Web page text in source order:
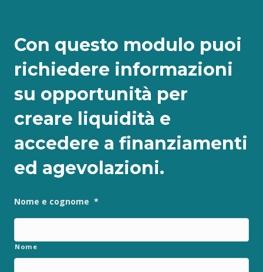
Con questo modulo puoi
richiedere informazioni
su opportunità per
creare liquidità e
accedere a finanziamenti
ed agevolazioni.
Nome e cognome *
Nome